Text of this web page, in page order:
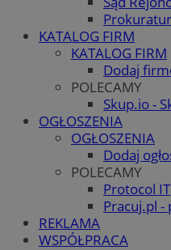
KATALOG FIRM
KATALOG FIRM
Dodaj
POLECAMY
Skup.io -
OGŁOSZENIA
OGŁOSZENIA
Dodaj
POLECAMY
Protocol IT
Pracuj.pl -
REKLAMA
WSPÓŁPRACA